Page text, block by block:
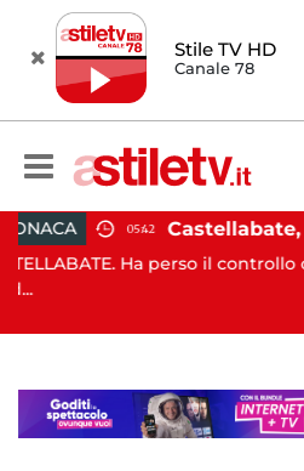
Stile TV HD
Canale 78
Castellabate, incidente in moto: 27enne in ospedale
il controllo della moto lungo la